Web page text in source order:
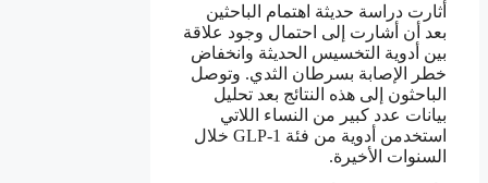
أثارت دراسة حديثة اهتمام الباحثين
بعد أن أشارت إلى احتمال وجود علاقة
بين أدوية التخسيس الحديثة وانخفاض
خطر الإصابة بسرطان الثدي. وتوصل
الباحثون إلى هذه النتائج بعد تحليل
بيانات عدد كبير من النساء اللاتي
استخدمن أدوية من فئة GLP-1 خلال
السنوات الأخيرة.